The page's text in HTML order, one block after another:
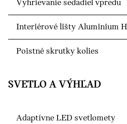
Vyhrievanie sedadiel vpredu
Interiérové lišty Aluminium
Poistné skrutky kolies
SVETLO A VÝHĽAD
Adaptívne LED svetlomety